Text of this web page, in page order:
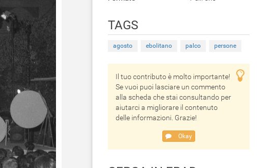
TAGS
agosto ebolitano palco persone
Il tuo contributo è molto importante!
Se vuoi puoi lasciare un commento
alla scheda che stai consultando per
aiutarci a migliorare il contenuto
delle informazioni. Grazie!
Okay